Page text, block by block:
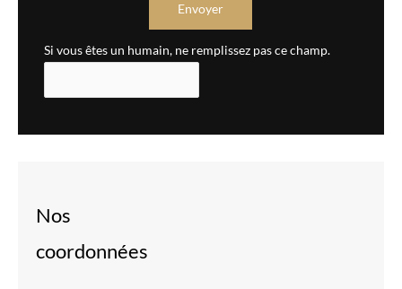
Envoyer
Si vous êtes un humain, ne remplissez pas ce champ.
Nos
coordonnées